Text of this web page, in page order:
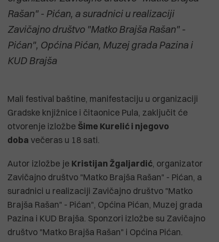
Rašan" - Pićan, a suradnici u realizaciji
Zavičajno društvo "Matko Brajša Rašan" -
Pićan", Općina Pićan, Muzej grada Pazina i
KUD Brajša
Mali festival baštine, manifestaciju u organizaciji
Gradske knjižnice i čitaonice Pula, zaključit će
otvorenje izložbe Šime Kurelić i njegovo
doba večeras u 18 sati.
Autor izložbe je Kristijan Žgaljardić, organizator
Zavičajno društvo "Matko Brajša Rašan" - Pićan, a
suradnici u realizaciji Zavičajno društvo "Matko
Brajša Rašan" - Pićan", Općina Pićan, Muzej grada
Pazina i KUD Brajša. Sponzori izložbe su Zavičajno
društvo "Matko Brajša Rašan" i Općina Pićan.